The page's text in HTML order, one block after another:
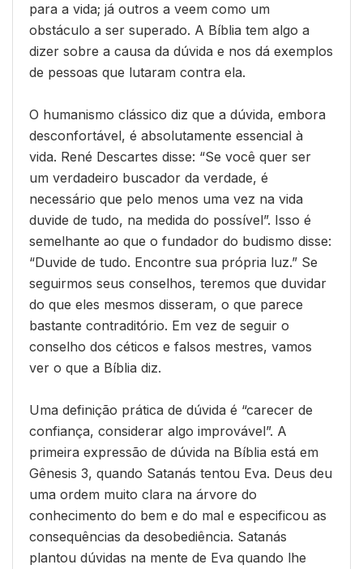
para a vida; já outros a veem como um
obstáculo a ser superado. A Bíblia tem algo a
dizer sobre a causa da dúvida e nos dá exemplos
de pessoas que lutaram contra ela.
O humanismo clássico diz que a dúvida, embora
desconfortável, é absolutamente essencial à
vida. René Descartes disse: “Se você quer ser
um verdadeiro buscador da verdade, é
necessário que pelo menos uma vez na vida
duvide de tudo, na medida do possível”. Isso é
semelhante ao que o fundador do budismo disse:
“Duvide de tudo. Encontre sua própria luz.” Se
seguirmos seus conselhos, teremos que duvidar
do que eles mesmos disseram, o que parece
bastante contraditório. Em vez de seguir o
conselho dos céticos e falsos mestres, vamos
ver o que a Bíblia diz.
Uma definição prática de dúvida é “carecer de
confiança, considerar algo improvável”. A
primeira expressão de dúvida na Bíblia está em
Gênesis 3, quando Satanás tentou Eva. Deus deu
uma ordem muito clara na árvore do
conhecimento do bem e do mal e especificou as
consequências da desobediência. Satanás
plantou dúvidas na mente de Eva quando lhe